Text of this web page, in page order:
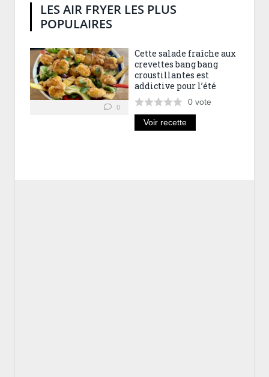
LES AIR FRYER LES PLUS
POPULAIRES
0
Cette salade fraîche aux
crevettes bang bang
croustillantes est
addictive pour l’été
0 vote
Voir recette